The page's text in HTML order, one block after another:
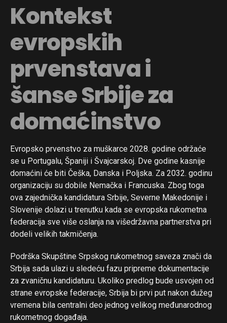
Kontekst
evropskih
prvenstava i
šanse Srbije za
domaćinstvo
Evropsko prvenstvo za muškarce 2028. godine održaće
se u Portugalu, Španiji i Švajcarskoj. Dve godine kasnije
domaćini će biti Češka, Danska i Poljska. Za 2032. godinu
organizaciju su dobile Nemačka i Francuska. Zbog toga
ova zajednička kandidatura Srbije, Severne Makedonije i
Slovenije dolazi u trenutku kada se evropska rukometna
federacija sve više oslanja na višedržavna partnerstva pri
dodeli velikih takmičenja.
Podrška Skupštine Srpskog rukometnog saveza znači da
Srbija sada ulazi u sledeću fazu pripreme dokumentacije
za zvaničnu kandidaturu. Ukoliko predlog bude usvojen od
strane evropske federacije, Srbija bi prvi put nakon dužeg
vremena bila centralni deo jednog velikog međunarodnog
rukometnog događaja.